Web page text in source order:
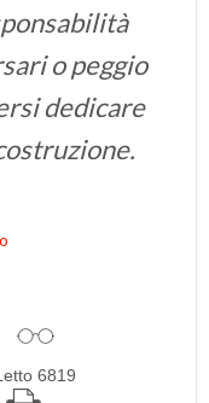
o peggio
dedicare
6819